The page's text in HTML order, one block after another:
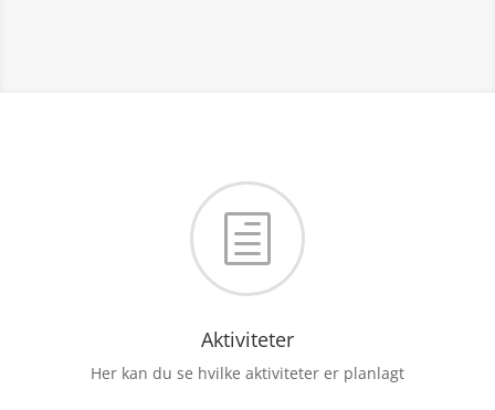
h
Aktiviteter
Her kan du se hvilke aktiviteter er planlagt